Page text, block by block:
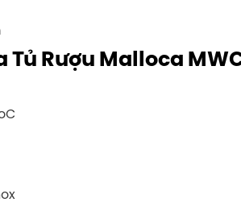
Rượu Malloca